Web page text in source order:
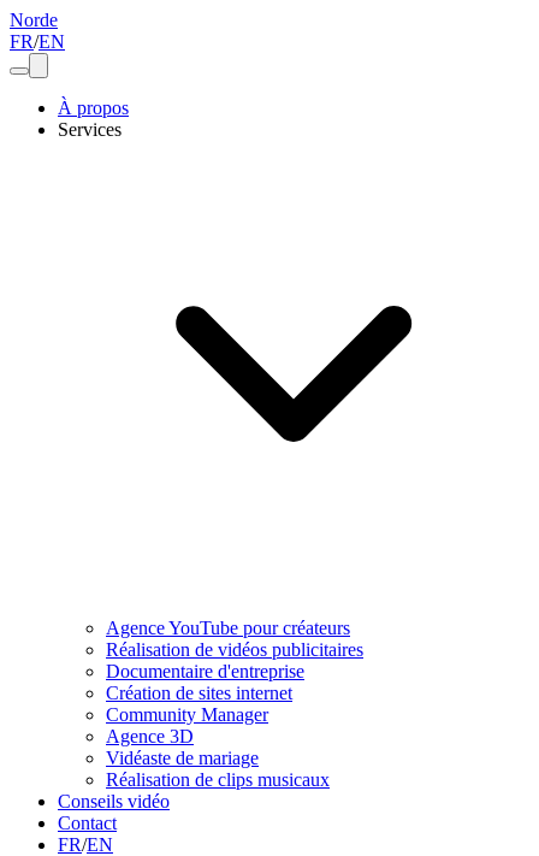
Norde
FR/EN
À propos
Services
Agence YouTube pour créateurs
Réalisation de vidéos publicitaires
Documentaire d'entreprise
Création de sites internet
Community Manager
Agence 3D
Vidéaste de mariage
Réalisation de clips musicaux
Conseils vidéo
Contact
FR/EN